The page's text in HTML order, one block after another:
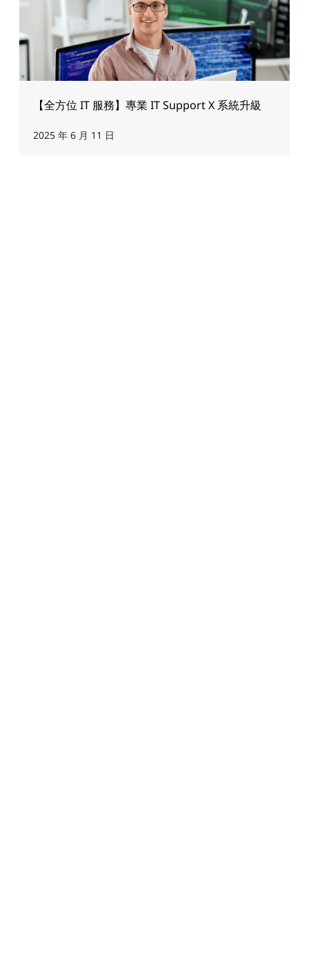
【全方位 IT 服務】專業 IT Support X 系統升級
2025 年 6 月 11 日